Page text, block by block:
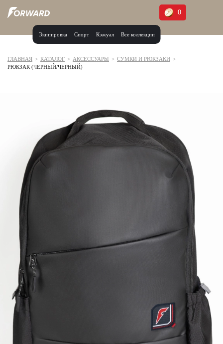
Экипировка Спорт Кэжуал Все коллекции
0
Москва и МО
Калининградская область (1)
Кемеровская область (2)
Краснодарский край (5)
Красноярский край (5)
Курская область (1)
Москва и МО (14)
Новосибирская область (3)
Омская область (5)
Республика Башкортостан (3)
Республика Крым (1)
Республика Татарстан (2)
Ростовская область (2)
Самарская область (1)
Саратовская область (1)
ГЛАВНАЯ > КАТАЛОГ > АКСЕССУАРЫ > СУМКИ И РЮКЗАКИ >
РЮКЗАК (ЧЕРНЫЙ/ЧЕРНЫЙ)